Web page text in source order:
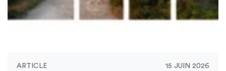
ARTICLE 15 JUIN 2026